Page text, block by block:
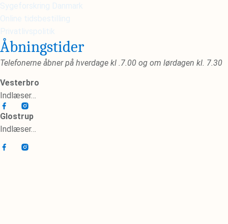
Sygeforskring Danmark
Online tidsbestilling
Privatlivspolitik
Åbningstider
Telefonerne åbner på hverdage kl .7.00 og om lørdagen kl. 7.30
Vesterbro
Indlæser…
Glostrup
Indlæser…